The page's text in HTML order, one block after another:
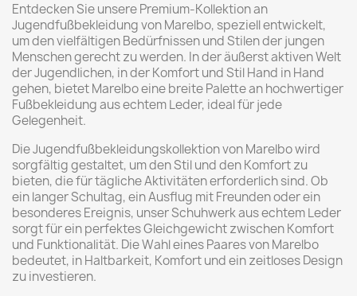
Entdecken Sie unsere Premium-Kollektion an
Jugendfußbekleidung von Marelbo, speziell entwickelt,
um den vielfältigen Bedürfnissen und Stilen der jungen
Menschen gerecht zu werden. In der äußerst aktiven Welt
der Jugendlichen, in der Komfort und Stil Hand in Hand
gehen, bietet Marelbo eine breite Palette an hochwertiger
Fußbekleidung aus echtem Leder, ideal für jede
Gelegenheit.
Die Jugendfußbekleidungskollektion von Marelbo wird
sorgfältig gestaltet, um den Stil und den Komfort zu
bieten, die für tägliche Aktivitäten erforderlich sind. Ob
ein langer Schultag, ein Ausflug mit Freunden oder ein
besonderes Ereignis, unser Schuhwerk aus echtem Leder
sorgt für ein perfektes Gleichgewicht zwischen Komfort
und Funktionalität. Die Wahl eines Paares von Marelbo
bedeutet, in Haltbarkeit, Komfort und ein zeitloses Design
zu investieren.